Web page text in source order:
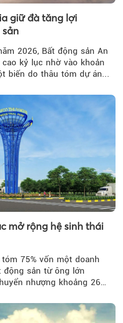
giữ đà tăng lợi
2026, Bất động sản An
kỷ lục nhờ vào khoản
biến do thâu tóm dự án...
mở rộng hệ sinh thái
75% vốn một doanh
động sản từ ông lớn
nhượng khoảng 262